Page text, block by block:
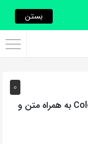
0
آهنگ انگلیسی AETERNA از Coldplay به همراه متن و
بستن